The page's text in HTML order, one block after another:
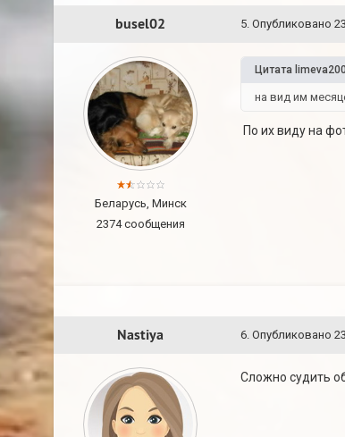
busel02 5. Опубликовано
Беларусь, Минск
2374 сообщения
Цитата
на вид им
По их виду на
Nastiya 6. Опубликовано
Сложно судить